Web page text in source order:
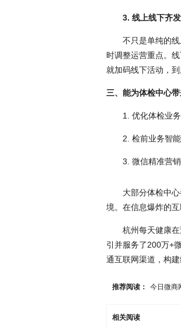
3. 线上线下齐
不只是单纯的
时调整运营重点。
就加码线下活动，到
三、能为体检中心
1. 优化体检业
2. 检前业务智
3. 微信精准营
大部分体检中
境。在信息爆炸的
杭州每天健康
引并服务了200万+
通互联网渠道，构
推荐阅读： 今日微商
相关阅读